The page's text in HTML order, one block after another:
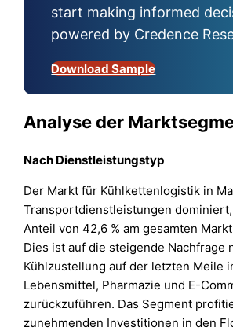
start making informed
powered by Credence
Download Sample
Analyse der
Nach Dienstleistungstyp
Der Markt für Kühlkettenlogistik in
Transportdienstleistungen
Anteil von 42,6 % am gesamten
Dies ist auf die steigende Nachfrage
Kühlzustellung auf der letzten Meile
Lebensmittel, Pharmazie und E-
zurückzuführen. Das Segment
zunehmenden Investitionen in den